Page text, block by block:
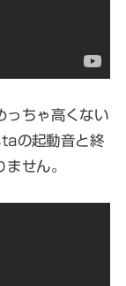
っちゃ高くない
の起動音と終
せん。